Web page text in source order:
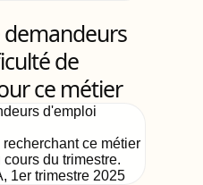
demandeurs
de
ce métier
d'emploi
ce métier
du trimestre.
, 1er trimestre 2025